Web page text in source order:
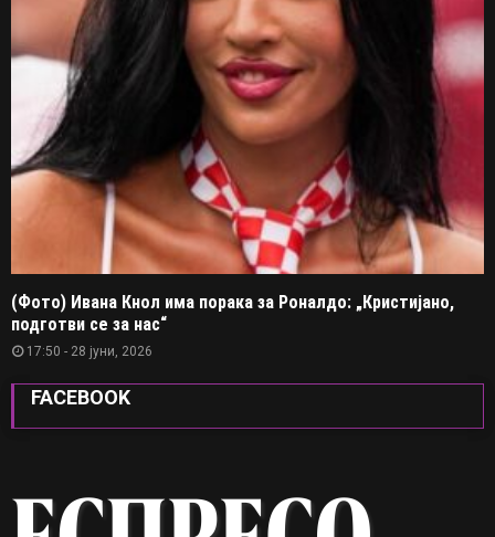
(Фото) Ивана Кнол има порака за Роналдо: „Кристијано,
подготви се за нас“
17:50 - 28 јуни, 2026
FACEBOOK